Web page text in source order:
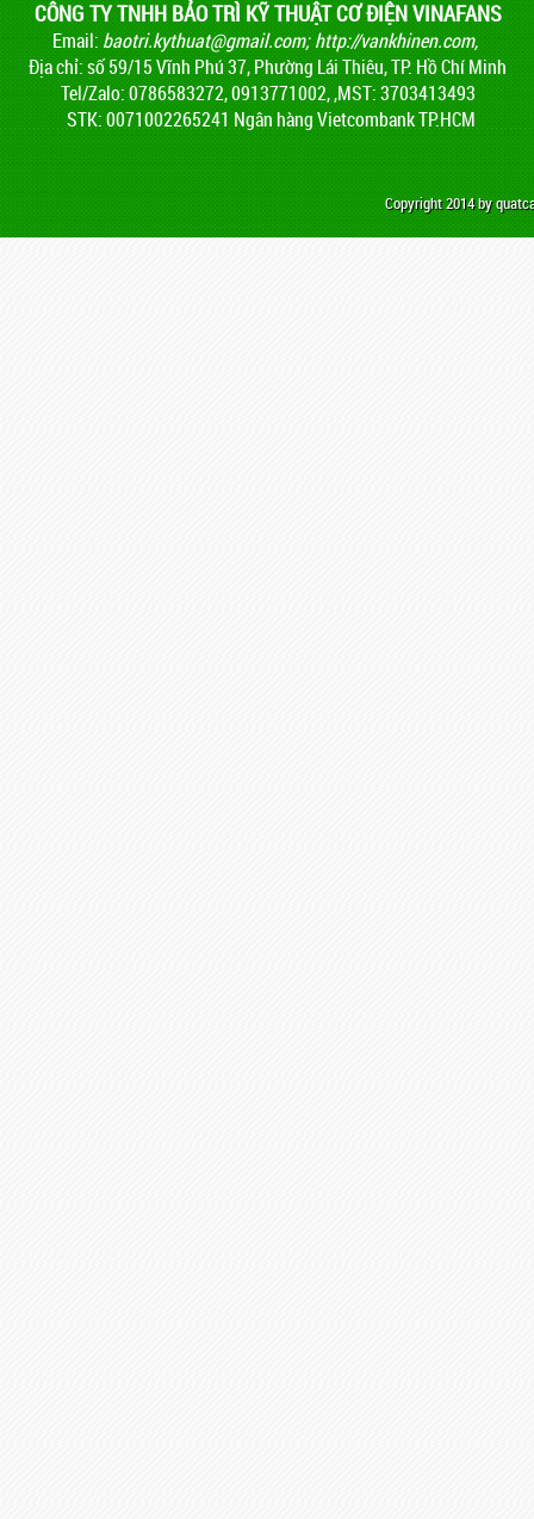
CÔNG TY TNHH BẢO TRÌ KỸ THUẬT CƠ ĐIỆN VINAFANS
Email: baotri.kythuat@gmail.com;http://vankhinen.com,
Địa chỉ: số 59/15 Vĩnh Phú 37, Phường Lái Thiêu, TP. Hồ Chí Minh
Tel/Zalo: 0786583272, 0913771002, ,MST: 3703413493
STK: 0071002265241 Ngân hàng Vietcombank TP.HCM
Copyright 2014 by